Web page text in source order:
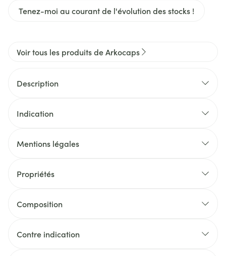
Tenez-moi au courant de l'évolution des stocks !
Voir tous les produits de Arkocaps
Description
Indication
Mentions légales
Propriétés
Composition
Contre indication